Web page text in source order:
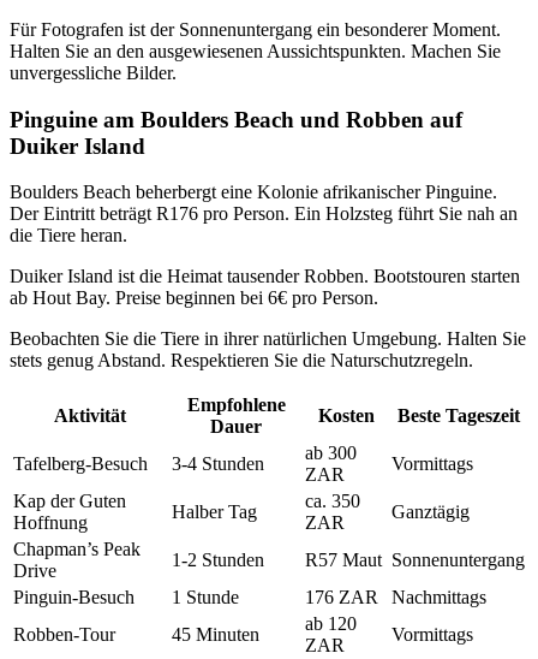
Für Fotografen ist der Sonnenuntergang ein besonderer Moment.
Halten Sie an den ausgewiesenen Aussichtspunkten. Machen Sie
unvergessliche Bilder.
Pinguine am Boulders Beach und Robben auf
Duiker Island
Boulders Beach beherbergt eine Kolonie afrikanischer Pinguine.
Der Eintritt beträgt R176 pro Person. Ein Holzsteg führt Sie nah an
die Tiere heran.
Duiker Island ist die Heimat tausender Robben. Bootstouren starten
ab Hout Bay. Preise beginnen bei 6€ pro Person.
Beobachten Sie die Tiere in ihrer natürlichen Umgebung. Halten Sie
stets genug Abstand. Respektieren Sie die Naturschutzregeln.
Aktivität
Empfohlene
Dauer
Kosten Beste Tageszeit
Tafelberg-Besuch 3-4 Stunden
ab 300
ZAR
Vormittags
Kap der Guten
Hoffnung
Halber Tag
ca. 350
ZAR
Ganztägig
Chapman’s Peak
Drive
1-2 Stunden R57 Maut Sonnenuntergang
Pinguin-Besuch
1 Stunde 176 ZAR
Nachmittags
Robben-Tour
45 Minuten
ab 120
ZAR
Vormittags